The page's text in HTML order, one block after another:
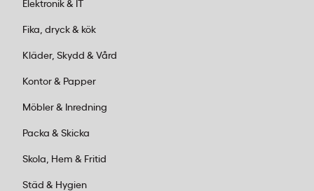
Elektronik & IT
Fika, dryck & kök
Kläder, Skydd & Vård
Kontor & Papper
Möbler & Inredning
Packa & Skicka
Skola, Hem & Fritid
Städ & Hygien